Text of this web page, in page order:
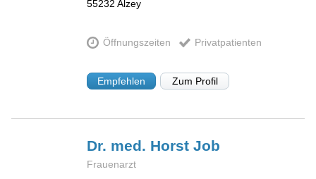
55232 Alzey
Öffnungszeiten Privatpatienten
Empfehlen Zum Profil
Dr. med. HorstJob
Frauenarzt